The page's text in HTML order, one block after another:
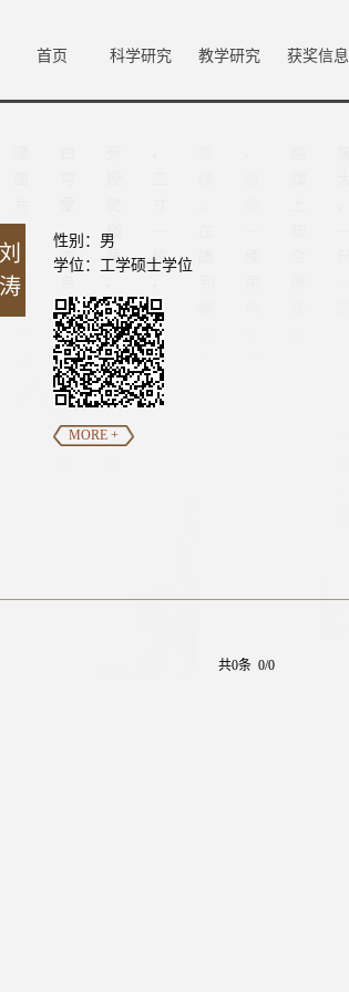
首页 科学研究 教学研究 获奖信息
性别：男
学位：工学硕士学位
MORE +
共0条 0/0